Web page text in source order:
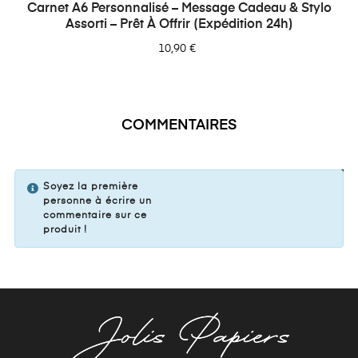
Carnet A6 Personnalisé – Message Cadeau & Stylo
Assorti – Prêt À Offrir (Expédition 24h)
10,90 €
COMMENTAIRES
Soyez la première
personne à écrire un
commentaire sur ce
produit !